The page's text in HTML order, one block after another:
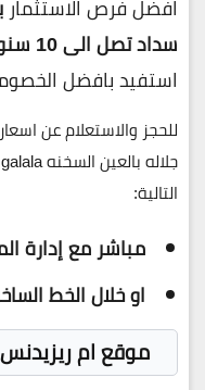
افضل فرص الاستثمار
سداد تصل الى 10 سنوات بدون فوائد
استفيد بافضل
للحجز والاستعلام عن
التالية:
مباشر مع إدارة
او خلال الخط
موقع ام